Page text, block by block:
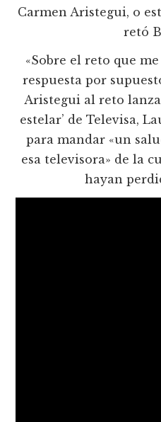
Carmen Aristegui, o
retó
«Sobre el reto que
respuesta por
Aristegui al reto
estelar’ de Televisa,
para mandar «un
esa televisora» de la
hayan